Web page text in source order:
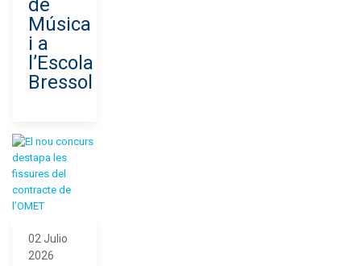
de
Música
i a
l’Escola
Bressol
02 Julio
2026